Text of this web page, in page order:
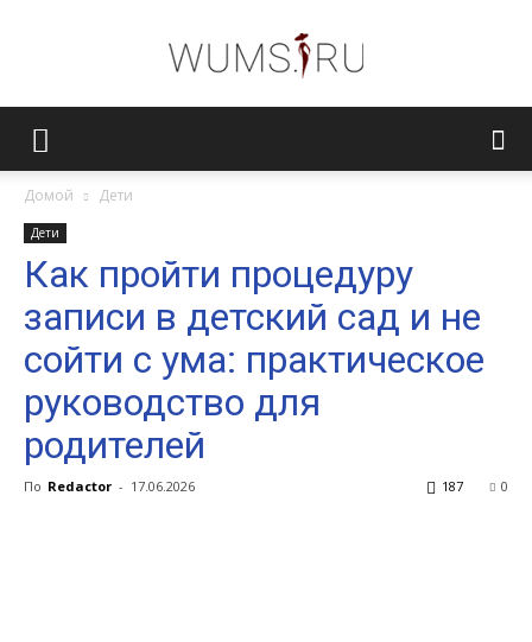
Домой Дети
Дети
Как пройти процедуру
записи в детский сад и не
сойти с ума: практическое
руководство для
родителей
По Redactor - 17.06.2026 0
187